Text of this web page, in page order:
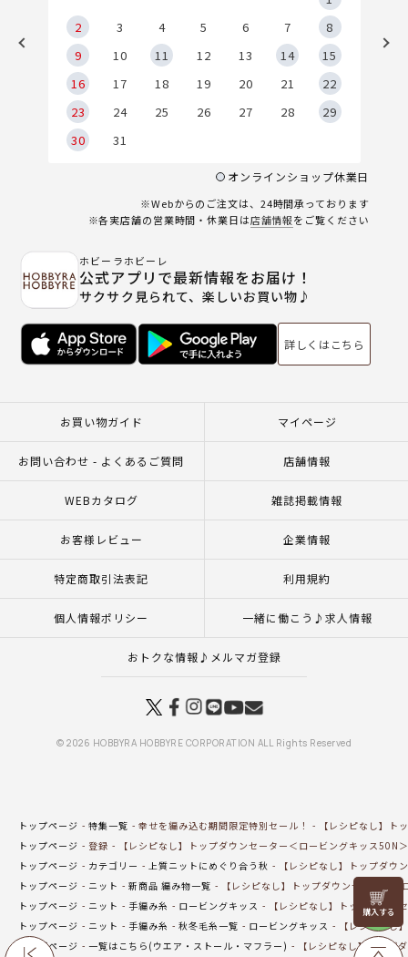
リリヤン
フェア
2
3 4 5 6 7
8
9
10 11 12 13 14
15
16
17 18 19 20 21
22
23
24 25 26 27 28
29
30
31
オンラインショップ休業日
※Webからのご注文は、24時間承っております
※各実店舗の営業時間・休業日は店舗情報をご覧ください
ホビーラホビーレ
公式アプリで最新情報をお届け！
サクサク見られて、楽しいお買い物♪
詳しくはこちら
お買い物ガイド マイページ
お問い合わせ - よくあるご質問 店舗情報
WEBカタログ 雑誌掲載情報
お客様レビュー 企業情報
特定商取引法表記 利用規約
個人情報ポリシー 一緒に働こう♪求人情報
おトクな情報♪メルマガ登録
© 2026 HOBBYRA HOBBYRE CORPORATION ALL Rights Reserved
トップページ 特集一覧 幸せを編み込む期間限定特別セール！
【レシピなし】ト
トップページ
登録
【レシピなし】トップダウンセーター＜ロービングキッス50N
トップページ
カテゴリー 上質ニットにめぐり合う秋
【レシピなし】トップダウ
トップページ
ニット 新商品 編み物一覧
【レシピなし】トップダウンセーター
トップページ
ニット 手編み糸 ロービングキッス
【レシピなし】トップダウン
トップページ
ニット 手編み糸 秋冬毛糸一覧 ロービングキッス
【レシピなし
トップページ
一覧はこちら(ウエア・ストール・マフラー) 【レシピなし】トップ